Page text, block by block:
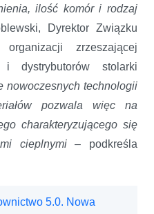
ilość komór i rodzaj
Dyrektor Związku
zrzeszającej
i dystrybutorów stolarki
nowoczesnych technologii
pozwala więc na
charakteryzującego się
cieplnymi– podkreśla
5.0. Nowa